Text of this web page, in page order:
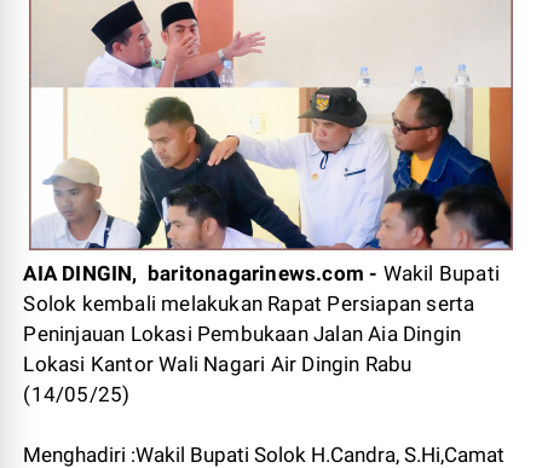
AIA DINGIN, baritonagarinews.com - Wakil Bupati
Solok kembali melakukan Rapat Persiapan serta
Peninjauan Lokasi Pembukaan Jalan Aia Dingin
Lokasi Kantor Wali Nagari Air Dingin Rabu
(14/05/25)
Menghadiri :Wakil Bupati Solok H.Candra, S.Hi,Camat